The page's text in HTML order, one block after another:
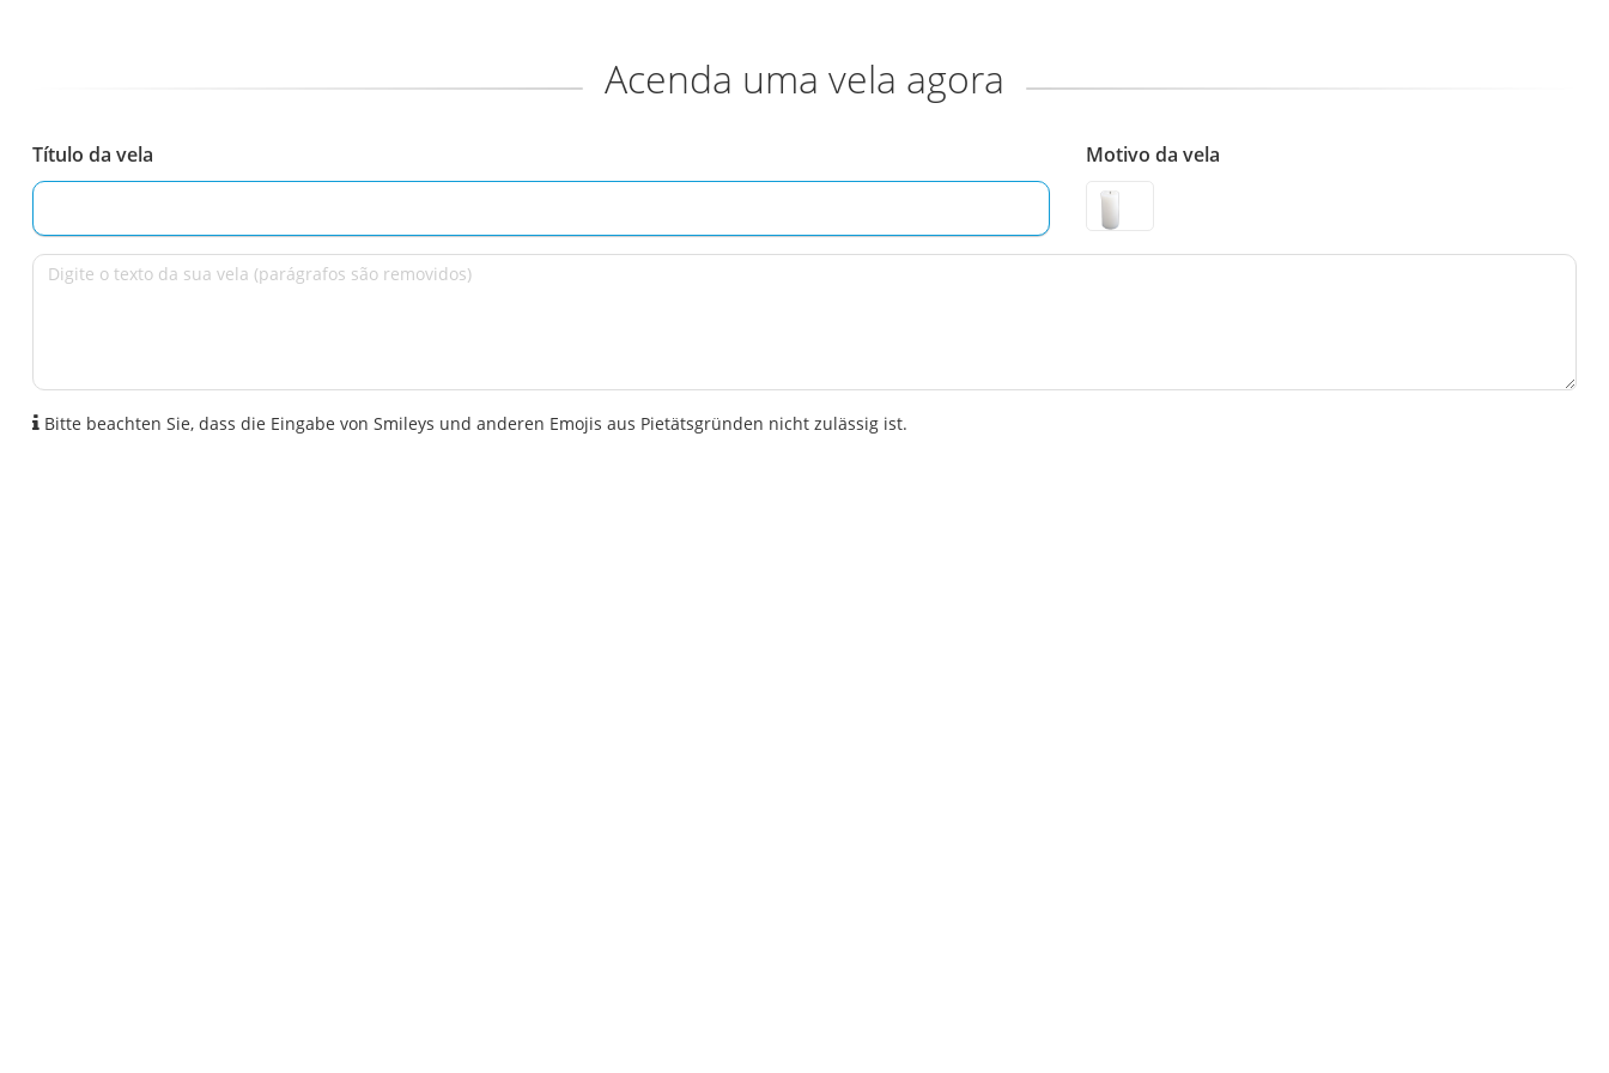
Acenda uma vela agora
Título da vela Motivo da vela
Bitte beachten Sie, dass die Eingabe von Smileys und anderen Emojis aus Pietätsgründen nicht zulässig ist.